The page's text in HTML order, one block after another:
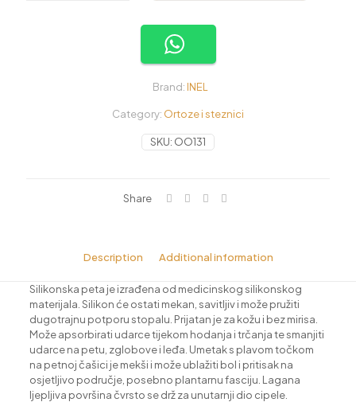
SKU: OO131
Category: Ortoze i steznici
Brand: INEL
Share
Description Additional information
Silikonska peta je izrađena od medicinskog silikonskog
materijala. Silikon će ostati mekan, savitljiv i može pružiti
dugotrajnu potporu stopalu. Prijatan je za kožu i bez mirisa.
Može apsorbirati udarce tijekom hodanja i trčanja te smanjiti
udarce na petu, zglobove i leđa. Umetak s plavom točkom
na petnoj čašici je mekši i može ublažiti bol i pritisak na
osjetljivo područje, posebno plantarnu fasciju. Lagana
ljepljiva površina čvrsto se drž za unutarnji dio cipele.